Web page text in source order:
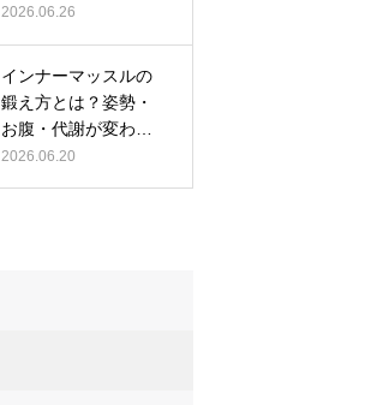
整える正しい方…
2026.06.26
インナーマッスルの
鍛え方とは？姿勢・
お腹・代謝が変わる
トレーニング…
2026.06.20